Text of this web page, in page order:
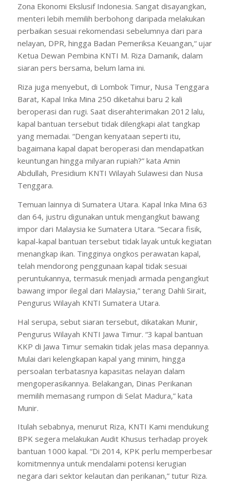
Zona Ekonomi Ekslusif Indonesia. Sangat disayangkan,
menteri lebih memilih berbohong daripada melakukan
perbaikan sesuai rekomendasi sebelumnya dari para
nelayan, DPR, hingga Badan Pemeriksa Keuangan,“ ujar
Ketua Dewan Pembina KNTI M. Riza Damanik, dalam
siaran pers bersama, belum lama ini.
Riza juga menyebut, di Lombok Timur, Nusa Tenggara
Barat, Kapal Inka Mina 250 diketahui baru 2 kali
beroperasi dan rugi. Saat diserahterimakan 2012 lalu,
kapal bantuan tersebut tidak dilengkapi alat tangkap
yang memadai. “Dengan kenyataan seperti itu,
bagaimana kapal dapat beroperasi dan mendapatkan
keuntungan hingga milyaran rupiah?” kata Amin
Abdullah, Presidium KNTI Wilayah Sulawesi dan Nusa
Tenggara.
Temuan lainnya di Sumatera Utara. Kapal Inka Mina 63
dan 64, justru digunakan untuk mengangkut bawang
impor dari Malaysia ke Sumatera Utara. “Secara fisik,
kapal-kapal bantuan tersebut tidak layak untuk kegiatan
menangkap ikan. Tingginya ongkos perawatan kapal,
telah mendorong penggunaan kapal tidak sesuai
peruntukannya, termasuk menjadi armada pengangkut
bawang impor ilegal dari Malaysia,” terang Dahli Sirait,
Pengurus Wilayah KNTI Sumatera Utara.
Hal serupa, sebut siaran tersebut, dikatakan Munir,
Pengurus Wilayah KNTI Jawa Timur. “3 kapal bantuan
KKP di Jawa Timur semakin tidak jelas masa depannya.
Mulai dari kelengkapan kapal yang minim, hingga
persoalan terbatasnya kapasitas nelayan dalam
mengoperasikannya. Belakangan, Dinas Perikanan
memilih memasang rumpon di Selat Madura,” kata
Munir.
Itulah sebabnya, menurut Riza, KNTI Kami mendukung
BPK segera melakukan Audit Khusus terhadap proyek
bantuan 1000 kapal. “Di 2014, KPK perlu memperbesar
komitmennya untuk mendalami potensi kerugian
negara dari sektor kelautan dan perikanan,” tutur Riza.